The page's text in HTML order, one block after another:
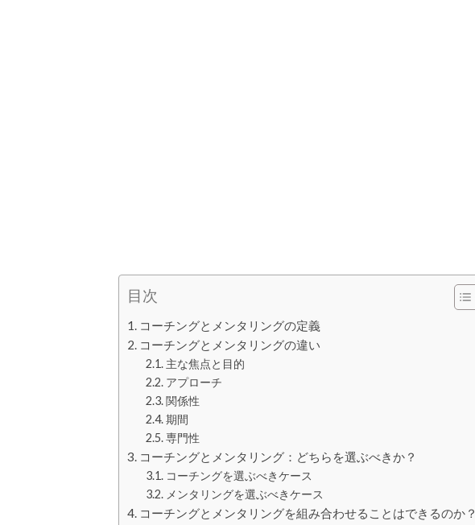
目次
コーチングとメンタリングの定義
コーチングとメンタリングの違い
主な焦点と目的
アプローチ
関係性
期間
専門性
コーチングとメンタリング：どちらを選ぶべきか？
コーチングを選ぶべきケース
メンタリングを選ぶべきケース
コーチングとメンタリングを組み合わせることはできるのか？